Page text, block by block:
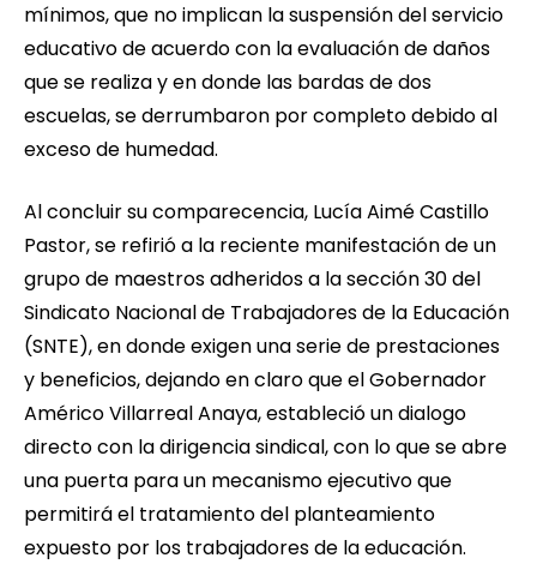
mínimos, que no implican la suspensión del servicio
educativo de acuerdo con la evaluación de daños
que se realiza y en donde las bardas de dos
escuelas, se derrumbaron por completo debido al
exceso de humedad.
Al concluir su comparecencia, Lucía Aimé Castillo
Pastor, se refirió a la reciente manifestación de un
grupo de maestros adheridos a la sección 30 del
Sindicato Nacional de Trabajadores de la Educación
(SNTE), en donde exigen una serie de prestaciones
y beneficios, dejando en claro que el Gobernador
Américo Villarreal Anaya, estableció un dialogo
directo con la dirigencia sindical, con lo que se abre
una puerta para un mecanismo ejecutivo que
permitirá el tratamiento del planteamiento
expuesto por los trabajadores de la educación.